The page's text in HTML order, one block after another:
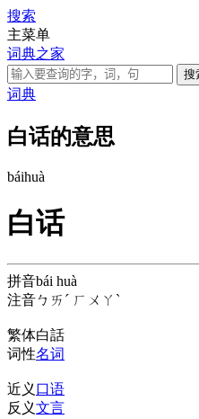
搜索
主菜单
词典之家
词典
白话的意思
báihuà
白话
拼音bái huà
注音ㄅㄞˊ ㄏㄨㄚˋ
繁体白話
词性名词
近义 口语
反义文言